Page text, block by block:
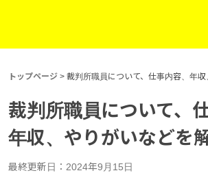
トップページ > 裁判所職員について、仕事内容、年
裁判所職員について、
年収、やりがいなどを
最終更新日：2024年9月15日